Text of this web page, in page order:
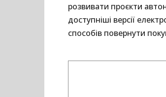
розвивати проєкти
доступніші версії
способів повернути